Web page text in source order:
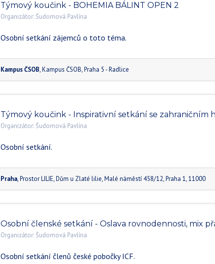
Týmový koučink - BOHEMIA BÁLINT OPEN 2
Organizátor: Šudomová Pavlína
Osobní setkání zájemců o toto téma.
Kampus ČSOB,Kampus ČSOB,Praha 5 - Radlice
Týmový koučink - Inspirativní setkání se zahraničním
Organizátor: Šudomová Pavlína
Osobní setkání.
Praha,Prostor LILIE, Dům u Zlaté lilie, Malé náměstí 458/12,Praha 1,11000
Osobní členské setkání - Oslava rovnodennosti, mix
Organizátor: Šudomová Pavlína
Osobní setkání členů české pobočky ICF.